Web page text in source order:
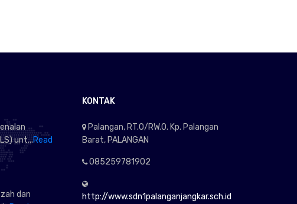
unt...Read
dan
KONTAK
Palangan, RT.0/RW.0. Kp. Palangan
Barat, PALANGAN
085259781902
http://www.sdn1palanganjangkar.sch.id